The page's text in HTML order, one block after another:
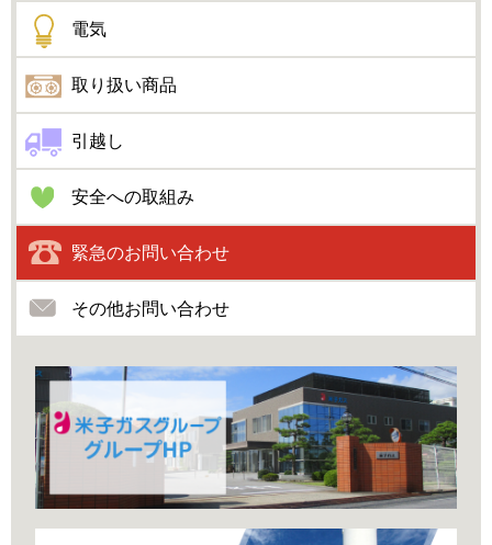
電気
取り扱い商品
引越し
安全への取組み
緊急のお問い合わせ
その他お問い合わせ